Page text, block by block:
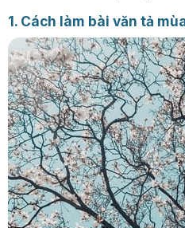
1. Cách làm bài văn tả